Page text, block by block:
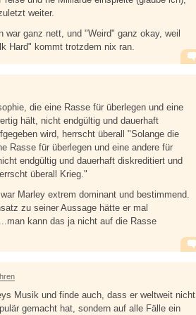
weiter.
war ganz nett, und "Weird" ganz okay, weil
Hard" kommt trotzdem nix ran.
Alarm Antworten
die eine Rasse für überlegen und eine
hält, nicht endgültig und dauerhaft
wird, herrscht überall "Solange die
Rasse für überlegen und eine andere für
endgültig und dauerhaft diskreditiert und
überall Krieg."
Marley extrem dominant und bestimmend.
zu seiner Aussage hätte er mal
kann das ja nicht auf die Rasse
Alarm Antworten
Musik und finde auch, dass er weltweit nicht
gemacht hat, sondern auf alle Fälle ein